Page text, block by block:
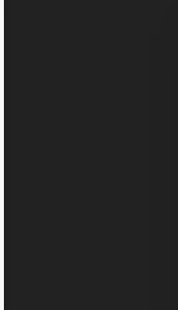
Sketchbook5,
Sketchbook5,